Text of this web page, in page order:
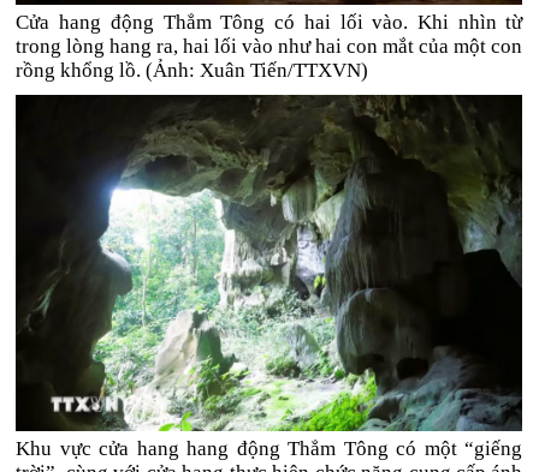
Cửa hang động Thẳm Tông có hai lối vào. Khi nhìn từ
trong lòng hang ra, hai lối vào như hai con mắt của một con
rồng khổng lồ. (Ảnh: Xuân Tiến/TTXVN)
Khu vực cửa hang hang động Thẳm Tông có một “giếng